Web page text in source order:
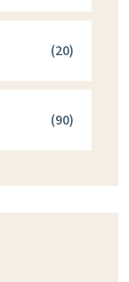
(20)
(90)